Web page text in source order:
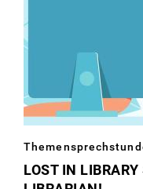
Image
matching
LOST IN LIBRARY